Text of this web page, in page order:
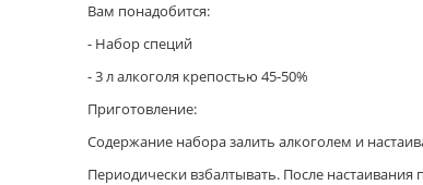
Вам понадобится:
- Набор специй
- 3 л алкоголя крепостью 45-50%
Приготовление:
Содержание набора залить алкоголем и
Периодически взбалтывать. После настаивания